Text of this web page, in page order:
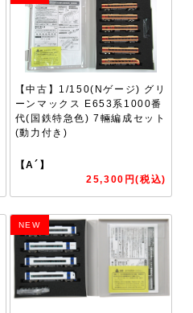
【中古】1/150(Nゲージ) グリ
ーンマックス E653系1000番
代(国鉄特急色) 7輛編成セット
(動力付き)
【A´】
25,300円(税込)
NEW